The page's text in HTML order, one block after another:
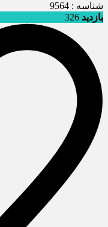
شناسه : 9564
بازدید 326